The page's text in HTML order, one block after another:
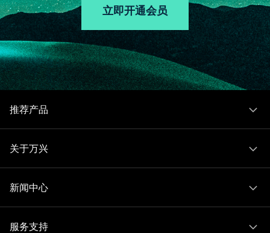
立即开通会员
推荐产品
关于万兴
新闻中心
服务支持